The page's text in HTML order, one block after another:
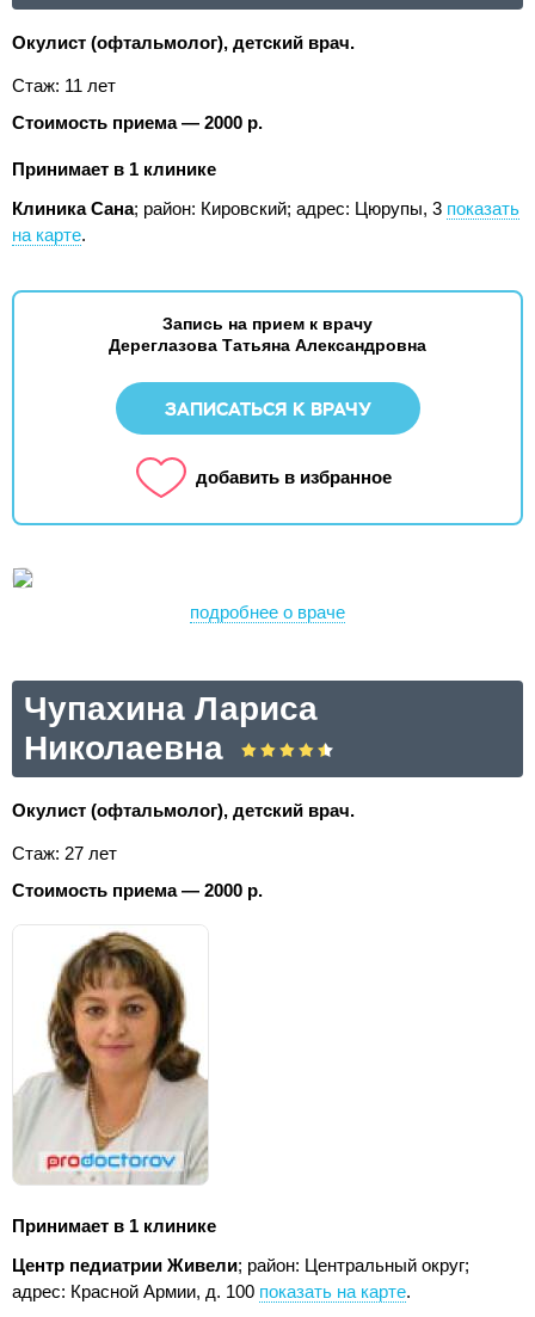
Окулист (офтальмолог), детский врач.
Стаж: 11 лет
Стоимость приема — 2000 р.
Принимает в 1 клинике
Клиника Сана; район: Кировский; адрес: Цюрупы, 3 показать
на карте.
Запись на прием к врачу
Дереглазова Татьяна Александровна
ЗАПИСАТЬСЯ К ВРАЧУ
добавить в избранное
подробнее о враче
Чупахина Лариса
Николаевна
Окулист (офтальмолог), детский врач.
Стаж: 27 лет
Стоимость приема — 2000 р.
Принимает в 1 клинике
Центр педиатрии Живели; район: Центральный округ;
адрес: Красной Армии, д. 100 показать на карте.